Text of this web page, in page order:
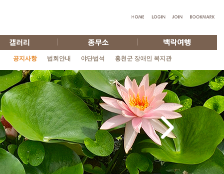
공지사항 법회안내 야단법석 홍천군 장애인 복지관